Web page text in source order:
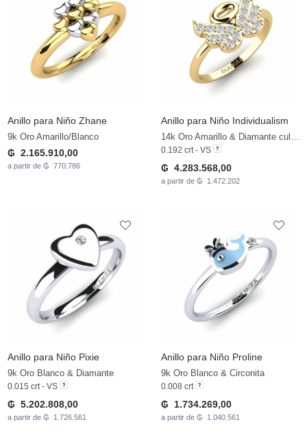
Anillo para Niño Zhane
9k Oro Amarillo/Blanco
₲ 2.165.910,00
a partir de ₲ 770.786
Anillo para Niño Individualism
14k Oro Amarillo & Diamante cultivado en laboratorio
0.192 crt - VS
₲ 4.283.568,00
a partir de ₲ 1.472.202
Anillo para Niño Pixie
9k Oro Blanco & Diamante
0.015 crt - VS
₲ 5.202.808,00
a partir de ₲ 1.726.561
Anillo para Niño Proline
9k Oro Blanco & Circonita
0.008 crt
₲ 1.734.269,00
a partir de ₲ 1.040.561